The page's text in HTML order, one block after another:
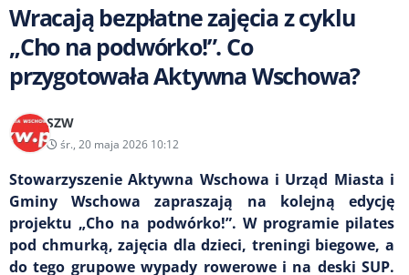
Wracają bezpłatne zajęcia z cyklu
„Cho na podwórko!”. Co
przygotowała Aktywna Wschowa?
SZW
śr., 20 maja 2026 10:12
Stowarzyszenie Aktywna Wschowa i Urząd Miasta i
Gminy Wschowa zapraszają na kolejną edycję
projektu „Cho na podwórko!”. W programie pilates
pod chmurką, zajęcia dla dzieci, treningi biegowe, a
do tego grupowe wypady rowerowe i na deski SUP.